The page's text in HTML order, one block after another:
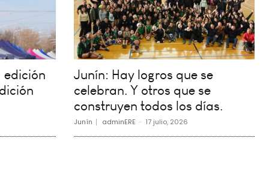
edición
Junín: Hay logros que se
celebran. Y otros que se
construyen todos los días.
Junín adminERE - 17 julio, 2026